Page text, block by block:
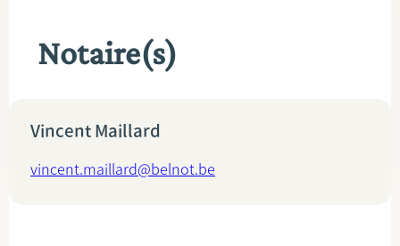
Calculateurs
Notaire(s)
Vincent Maillard
vincent.maillard@belnot.be